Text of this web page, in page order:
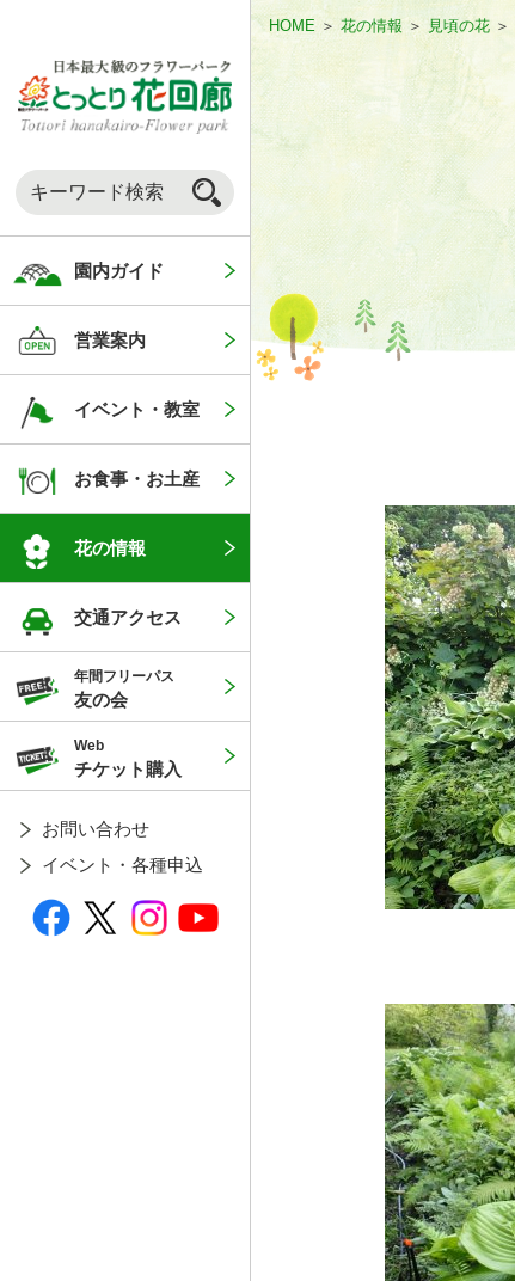
園内ガイド
営業案内
イベント・教室
お食事・お土産
花の情報
交通アクセス
年間フリーパス
友の会
Web
チケット購入
お問い合わせ
イベント・各種申込
HOME＞花の情報＞見頃の花 ＞